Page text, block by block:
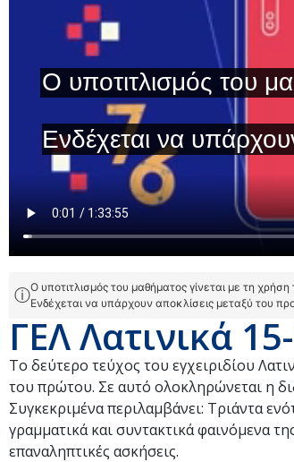
ⓘΟ υποτιτλισμός του μαθήματος γίνεται με τη
Ενδέχεται να υπάρχουν αποκλίσεις μεταξύ του
ΓΕΛ Λατινικά
Το δεύτερο τεύχος του εγχειριδίου
του πρώτου. Σε αυτό ολοκληρώνεται η
Συγκεκριμένα περιλαμβάνει: Τριάντα
γραμματικά και συντακτικά φαινόμενα
επαναληπτικές ασκήσεις.